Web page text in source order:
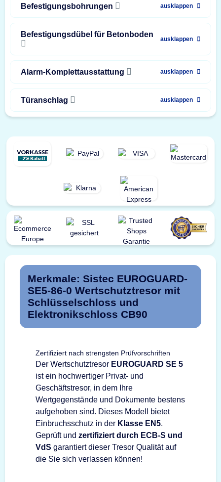
Befestigungsbohrungen ausklappen
Befestigungsdübel für Betonboden
ausklappen
Alarm-Komplettausstattung ausklappen
Türanschlag ausklappen
Merkmale: Sistec EUROGUARD-
SE5-86-0 Wertschutztresor mit
Schlüsselschloss und
Elektronikschloss CB90
Zertifiziert nach strengsten Prüfvorschriften
Der Wertschutztresor EUROGUARD SE 5
ist ein hochwertiger Privat- und
Geschäftstresor, in dem Ihre
Wertgegenstände und Dokumente bestens
aufgehoben sind. Dieses Modell bietet
Einbruchsschutz in der Klasse EN5.
Geprüft und zertifiziert durch ECB-S und
VdS garantiert dieser Tresor Qualität auf
die Sie sich verlassen können!